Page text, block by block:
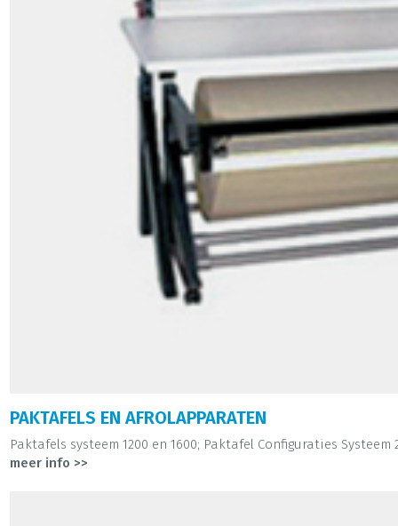
PAKTAFELS EN AFROLAPPARATEN
Paktafels systeem 1200 en 1600; Paktafel Configuraties Systeem
meer info >>